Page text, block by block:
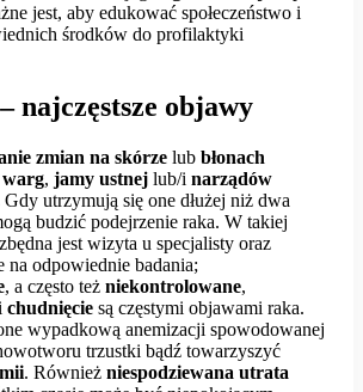
jest, aby edukować społeczeństwo i
środków do profilaktyki
najczęstsze objawy
zmian na skórze lub błonach
warg, jamy ustnej lub/i narządów
Gdy utrzymują się one dłużej niż dwa
budzić podejrzenie raka. W takiej
jest wizyta u specjalisty oraz
na odpowiednie badania;
, a często też niekontrolowane,
chudnięcie są częstymi objawami raka.
wypadkową anemizacji spowodowanej
trzustki bądź towarzyszyć
. Również niespodziewana utrata